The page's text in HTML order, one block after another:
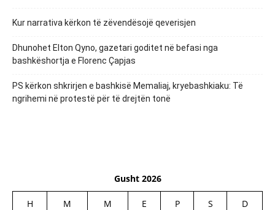
Kur narrativa kërkon të zëvendësojë qeverisjen
Dhunohet Elton Qyno, gazetari goditet në befasi nga
bashkëshortja e Florenc Çapjas
PS kërkon shkrirjen e bashkisë Memaliaj, kryebashkiaku: Të
ngrihemi në protestë për të drejtën tonë
Gusht 2026
H M M E P S D